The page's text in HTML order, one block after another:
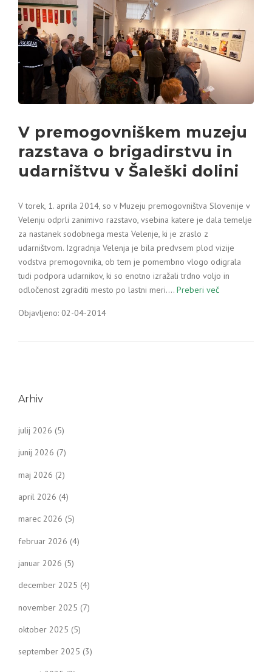
V premogovniškem muzeju
razstava o brigadirstvu in
udarništvu v Šaleški dolini
V torek, 1. aprila 2014, so v Muzeju premogovništva Slovenije v
Velenju odprli zanimivo razstavo, vsebina katere je dala temelje
za nastanek sodobnega mesta Velenje, ki je zraslo z
udarništvom. Izgradnja Velenja je bila predvsem plod vizije
vodstva premogovnika, ob tem je pomembno vlogo odigrala
tudi podpora udarnikov, ki so enotno izražali trdno voljo in
odločenost zgraditi mesto po lastni meri.… Preberi več
Objavljeno: 02-04-2014
Arhiv
julij 2026 (5)
junij 2026 (7)
maj 2026 (2)
april 2026 (4)
marec 2026 (5)
februar 2026 (4)
januar 2026 (5)
december 2025 (4)
november 2025 (7)
oktober 2025 (5)
september 2025 (3)